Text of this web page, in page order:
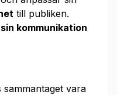
till publiken.
kommunikation
vara